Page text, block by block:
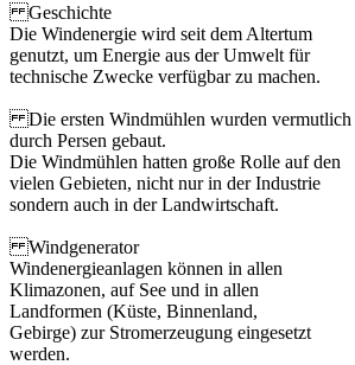
Geschichte
Die Windenergie wird seit dem Altertum
genutzt, um Energie aus der Umwelt für
technische Zwecke verfügbar zu machen.
Die ersten Windmühlen wurden vermutlich
durch Persen gebaut.
Die Windmühlen hatten große Rolle auf den
vielen Gebieten, nicht nur in der Industrie
sondern auch in der Landwirtschaft.
Windgenerator
Windenergieanlagen können in allen
Klimazonen, auf See und in allen
Landformen (Küste, Binnenland,
Gebirge) zur Stromerzeugung eingesetzt
werden.